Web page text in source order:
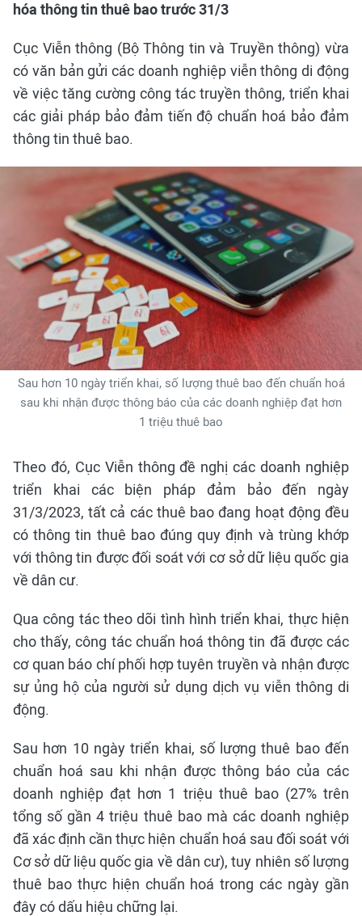
hóa thông tin thuê bao trước 31/3
Cục Viễn thông (Bộ Thông tin và Truyền thông) vừa
có văn bản gửi các doanh nghiệp viễn thông di động
về việc tăng cường công tác truyền thông, triển khai
các giải pháp bảo đảm tiến độ chuẩn hoá bảo đảm
thông tin thuê bao.
Sau hơn 10 ngày triển khai, số lượng thuê bao đến chuẩn hoá
sau khi nhận được thông báo của các doanh nghiệp đạt hơn
1 triệu thuê bao
Theo đó, Cục Viễn thông đề nghị các doanh nghiệp
triển khai các biện pháp đảm bảo đến ngày
31/3/2023, tất cả các thuê bao đang hoạt động đều
có thông tin thuê bao đúng quy định và trùng khớp
với thông tin được đối soát với cơ sở dữ liệu quốc gia
về dân cư.
Qua công tác theo dõi tình hình triển khai, thực hiện
cho thấy, công tác chuẩn hoá thông tin đã được các
cơ quan báo chí phối hợp tuyên truyền và nhận được
sự ủng hộ của người sử dụng dịch vụ viễn thông di
động.
Sau hơn 10 ngày triển khai, số lượng thuê bao đến
chuẩn hoá sau khi nhận được thông báo của các
doanh nghiệp đạt hơn 1 triệu thuê bao (27% trên
tổng số gần 4 triệu thuê bao mà các doanh nghiệp
đã xác định cần thực hiện chuẩn hoá sau đối soát với
Cơ sở dữ liệu quốc gia về dân cư), tuy nhiên số lượng
thuê bao thực hiện chuẩn hoá trong các ngày gần
đây có dấu hiệu chững lại.